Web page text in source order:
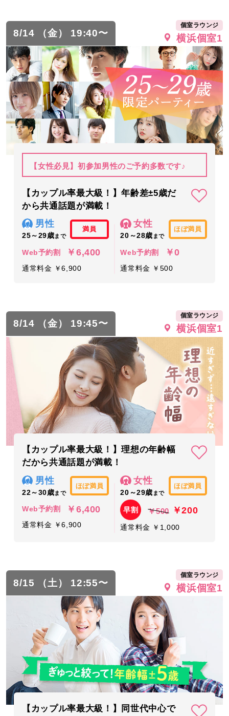
8/14 （金） 19:40〜
個室ラウンジ
横浜個室1
【女性必見】初参加男性のご予約多数です♪
【カップル率最大級！】年齢差±5歳だ
から共通話題が満載！
男性
25～29歳まで
満員
Web予約割 ￥6,400
通常料金 ￥6,900
女性
20～28歳 まで
ほぼ満員
Web予約割 ￥0
通常料金 ￥500
8/14 （金） 19:45〜
個室ラウンジ
横浜個室1
【カップル率最大級！】理想の年齢幅
だから共通話題が満載！
男性
22～30歳まで
ほぼ満員
Web予約割 ￥6,400
通常料金 ￥6,900
女性
20～29歳 まで
ほぼ満員
早割 ￥500 ￥200
通常料金 ￥1,000
8/15 （土） 12:55〜
個室ラウンジ
横浜個室1
【カップル率最大級！】同世代中心で